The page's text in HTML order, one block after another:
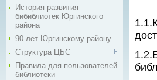
История развития
бибиблиотек Юргинского
района
90 лет Юргинскому району
Структура ЦБС
Правила для пользователей
библиотеки